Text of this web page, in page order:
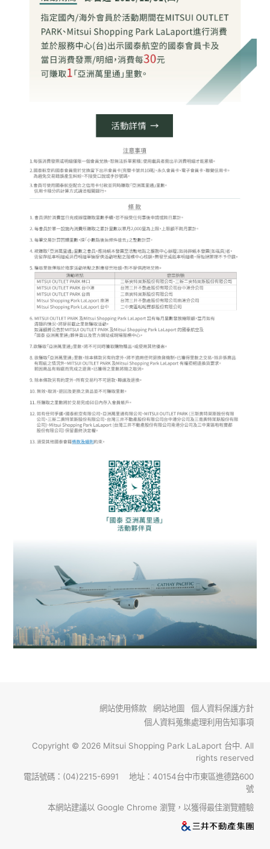
網站使用條款 網站地圖
個人資料保護方針
個人資料蒐集處理利用告知事項
Copyright © 2026 Mitsui Shopping Park LaLaport 台中. All
rights reserved
電話號碼：(04)2215-6991 地址：40154台中市東區進德路600
號
本網站建議以 Google Chrome 瀏覽，以獲得最佳瀏覽體驗